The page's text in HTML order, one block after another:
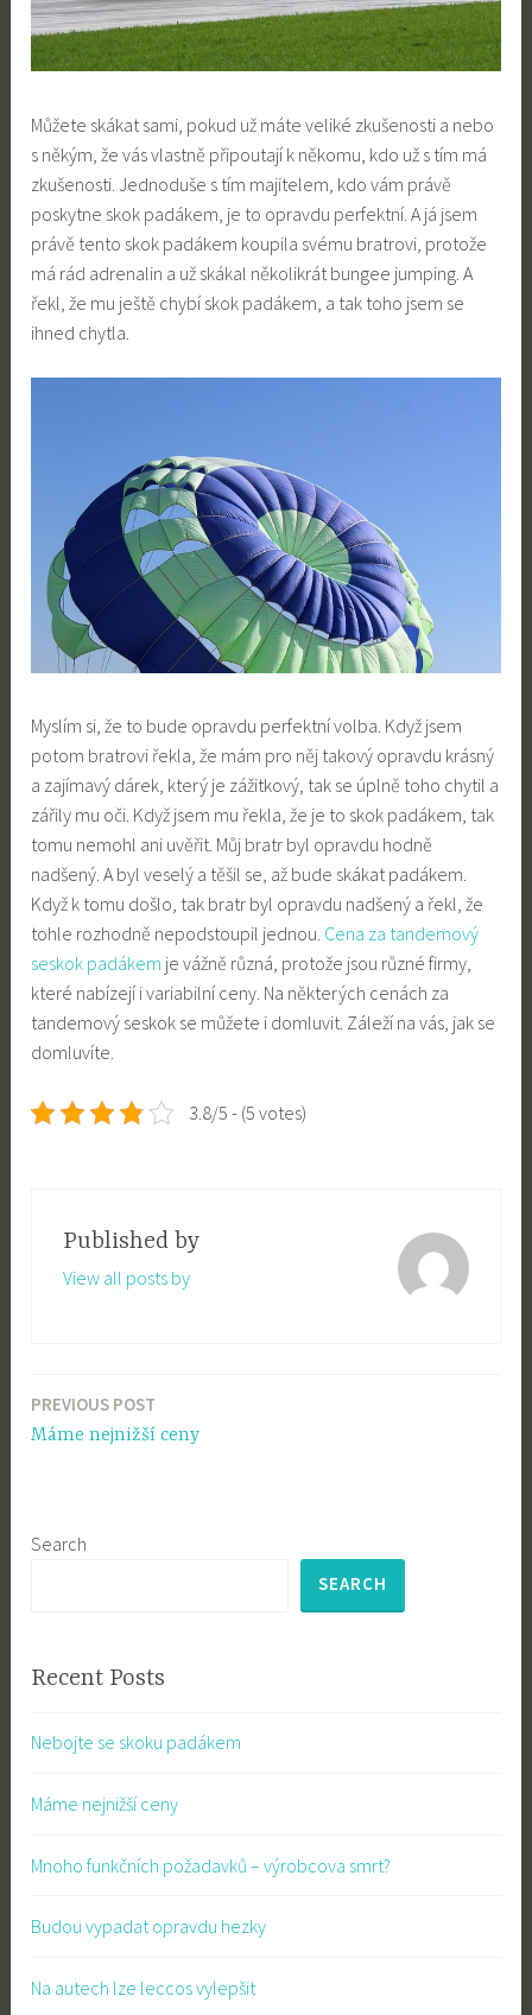
Můžete skákat sami, pokud už máte veliké zkušenosti a nebo
s někým, že vás vlastně připoutají k někomu, kdo už s tím má
zkušenosti. Jednoduše s tím majitelem, kdo vám právě
poskytne skok padákem, je to opravdu perfektní. A já jsem
právě tento skok padákem koupila svému bratrovi, protože
má rád adrenalin a už skákal několikrát bungee jumping. A
řekl, že mu ještě chybí skok padákem, a tak toho jsem se
ihned chytla.
Myslím si, že to bude opravdu perfektní volba. Když jsem
potom bratrovi řekla, že mám pro něj takový opravdu krásný
a zajímavý dárek, který je zážitkový, tak se úplně toho chytil a
zářily mu oči. Když jsem mu řekla, že je to skok padákem, tak
tomu nemohl ani uvěřit. Můj bratr byl opravdu hodně
nadšený. A byl veselý a těšil se, až bude skákat padákem.
Když k tomu došlo, tak bratr byl opravdu nadšený a řekl, že
tohle rozhodně nepodstoupil jednou. Cena za tandemový
seskok padákem je vážně různá, protože jsou různé firmy,
které nabízejí i variabilní ceny. Na některých cenách za
tandemový seskok se můžete i domluvit. Záleží na vás, jak se
domluvíte.
3.8/5 - (5 votes)
Published by
View all posts by
Post
navigation
PREVIOUS POST
Máme nejnižší ceny
Search
SEARCH
Recent Posts
Nebojte se skoku padákem
Máme nejnižší ceny
Mnoho funkčních požadavků – výrobcova smrt?
Budou vypadat opravdu hezky
Na autech lze leccos vylepšit